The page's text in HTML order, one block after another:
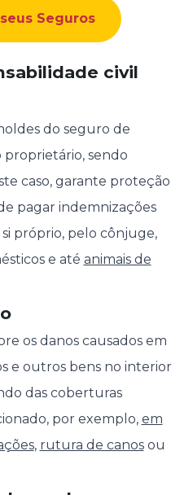
Seguros
civil
do seguro de
proprietário, sendo
caso, garante proteção
pagar indemnizações
próprio, pelo cônjuge,
e até animais de
os danos causados em
e outros bens no interior
das coberturas
por exemplo, em
, rutura de canosou